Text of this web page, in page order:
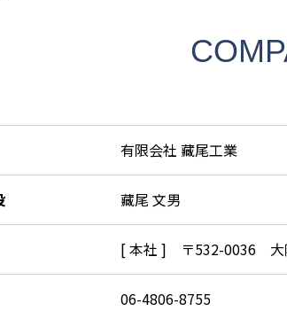
有限会社 藏尾工業
藏尾 文男
[ 本社 ] 〒532-0036 大
06-4806-8755